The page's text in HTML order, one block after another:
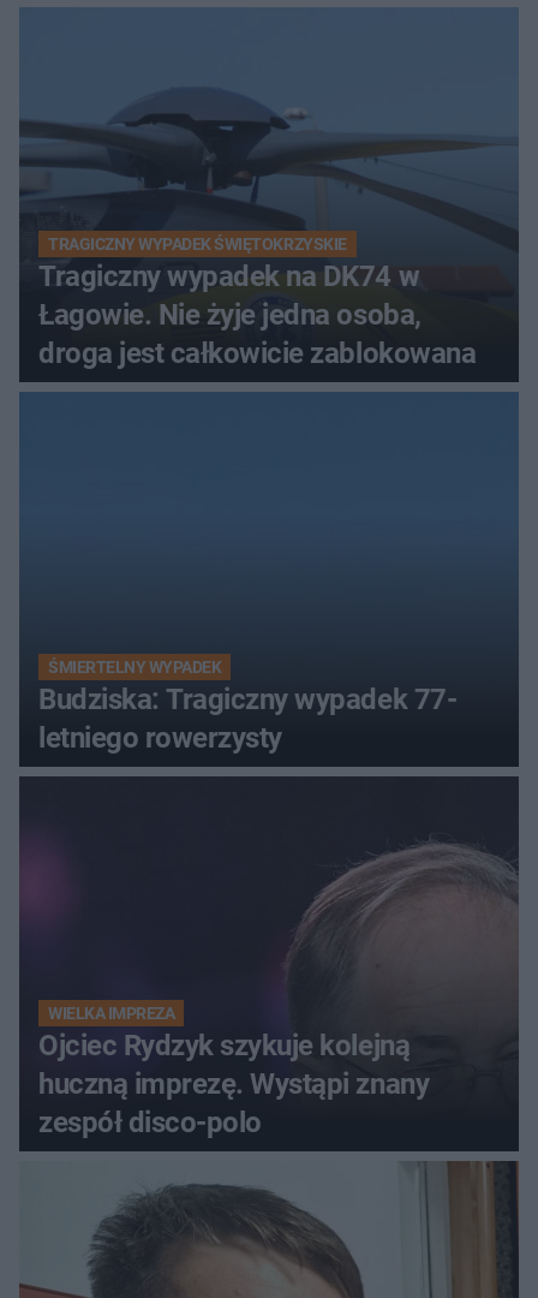
TRAGICZNY WYPADEK ŚWIĘTOKRZYSKIE
Tragiczny wypadek na DK74 w
Łagowie. Nie żyje jedna osoba,
droga jest całkowicie zablokowana
ŚMIERTELNY WYPADEK
Budziska: Tragiczny wypadek 77-
letniego rowerzysty
WIELKA IMPREZA
Ojciec Rydzyk szykuje kolejną
huczną imprezę. Wystąpi znany
zespół disco-polo